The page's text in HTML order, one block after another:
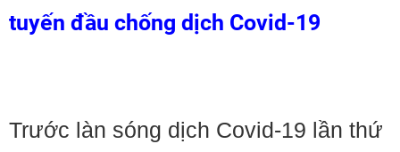
tuyến đầu chống dịch Covid-19
Trước làn sóng dịch Covid-19 lần thứ